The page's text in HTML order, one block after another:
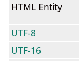
HTML Entity
UTF-8
UTF-16